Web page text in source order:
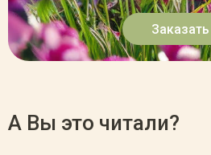
Заказать
А Вы это читали?